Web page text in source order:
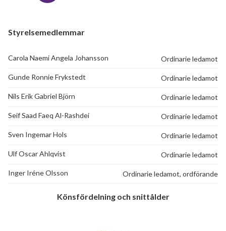
Styrelsemedlemmar
Carola Naemi Angela Johansson Ordinarie ledamot
Gunde Ronnie Frykstedt Ordinarie ledamot
Nils Erik Gabriel Björn Ordinarie ledamot
Seif Saad Faeq Al-Rashdei Ordinarie ledamot
Sven Ingemar Hols Ordinarie ledamot
Ulf Oscar Ahlqvist Ordinarie ledamot
Inger Iréne Olsson Ordinarie ledamot, ordförande
Könsfördelning och snittålder